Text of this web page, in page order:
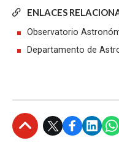
ENLACES
Observatorio
Departamento de